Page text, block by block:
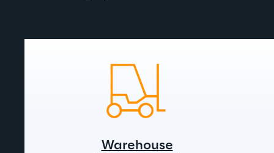
Warehouse